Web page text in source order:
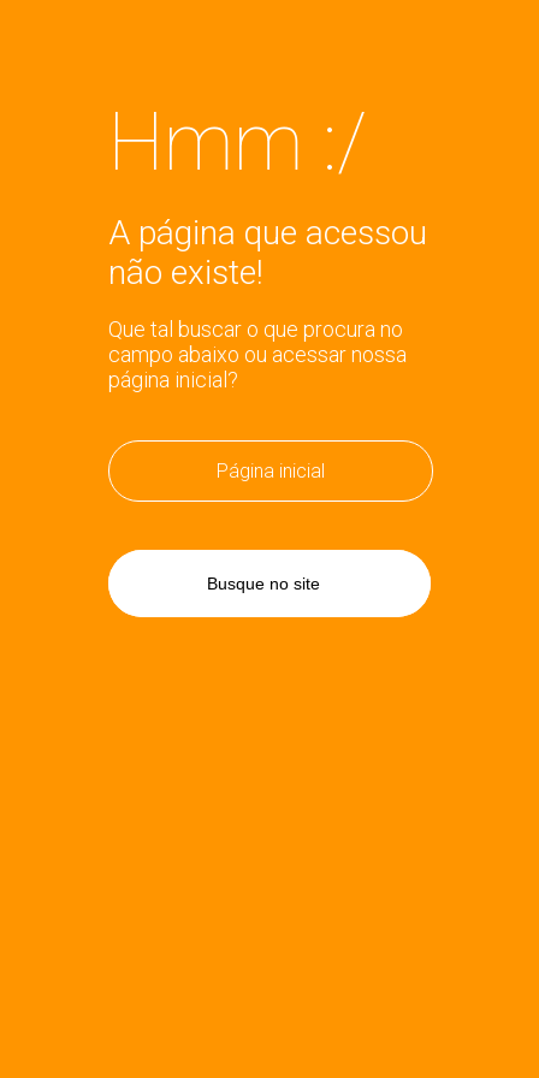
Hmm :/
A página que acessou
não existe!
Que tal buscar o que procura no
campo abaixo ou acessar nossa
página inicial?
Página inicial